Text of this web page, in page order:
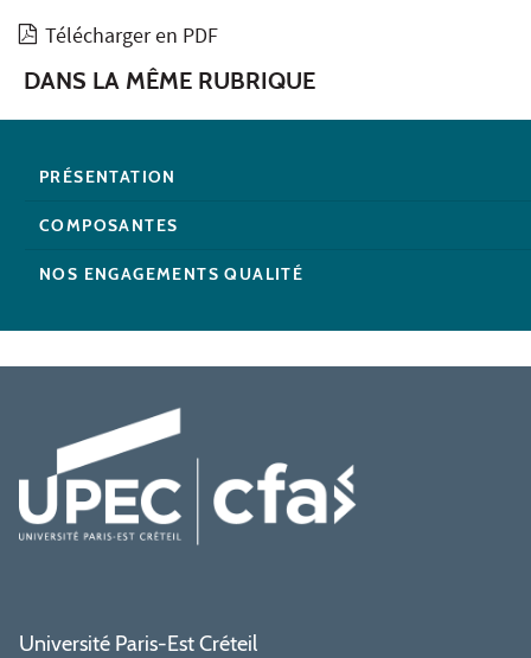
Télécharger en PDF
DANS LA MÊME RUBRIQUE
PRÉSENTATION
COMPOSANTES
NOS ENGAGEMENTS QUALITÉ
Université Paris-Est Créteil